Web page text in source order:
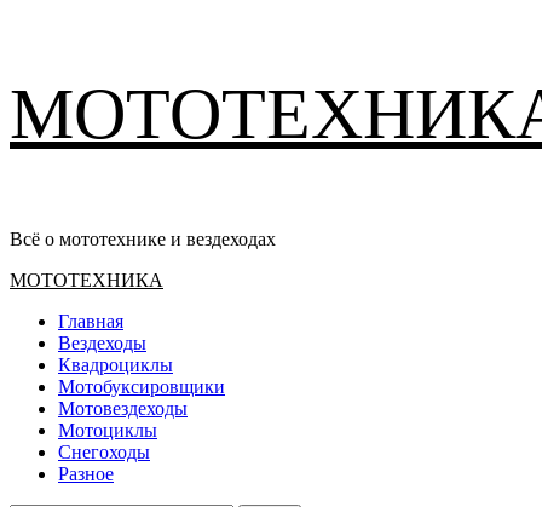
содержимому
Всё о мототехнике и вездеходах
Основное
МОТОТЕХНИКА
Главная
Вездеходы
Квадроциклы
Мотобуксировщики
Мотовездеходы
Мотоциклы
Снегоходы
Разное